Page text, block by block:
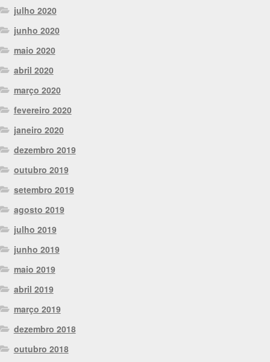
julho 2020
junho 2020
maio 2020
abril 2020
março 2020
fevereiro 2020
janeiro 2020
dezembro 2019
outubro 2019
setembro 2019
agosto 2019
julho 2019
junho 2019
maio 2019
abril 2019
março 2019
dezembro 2018
outubro 2018